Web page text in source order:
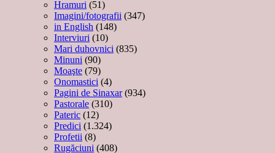
Hramuri (51)
Imagini/fotografii (347)
in English (148)
Interviuri (10)
Mari duhovnici (835)
Minuni (90)
Moaşte (79)
Onomastici (4)
Pagini de Sinaxar(934)
Pastorale (310)
Pateric (12)
Predici (1.324)
Profetii (8)
Rugăciuni (408)